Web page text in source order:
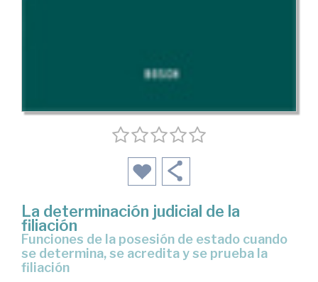
La determinación judicial de la
filiación
funciones de la posesión de estado cuando
se determina, se acredita y se prueba la
filiación